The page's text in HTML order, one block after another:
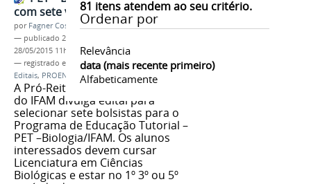
81 itens atendem ao seu critério.
Ordenar por
Relevância
data (mais recente primeiro)
Alfabeticamente
com sete vagas para bolsistas
por Fagner Costa
— publicado 28/05/2015
28/05/2015 11h05
— registrado em:
Ensino ,Processo Seletivo
Editais, PROEN
A Pró-Reitoria de Ensino (PROEN)
do IFAM divulga edital para
selecionar sete bolsistas para o
Programa de Educação Tutorial –
PET –Biologia/IFAM. Os alunos
interessados devem cursar
Licenciatura em Ciências
Biológicas e estar no 1º 3º ou 5º